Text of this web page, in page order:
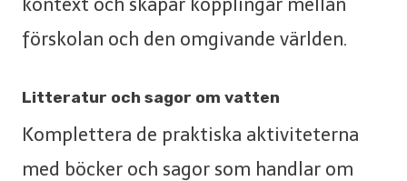
kontext och skapar kopplingar mellan
förskolan och den omgivande världen.
Litteratur och sagor om vatten
Komplettera de praktiska aktiviteterna
med böcker och sagor som handlar om